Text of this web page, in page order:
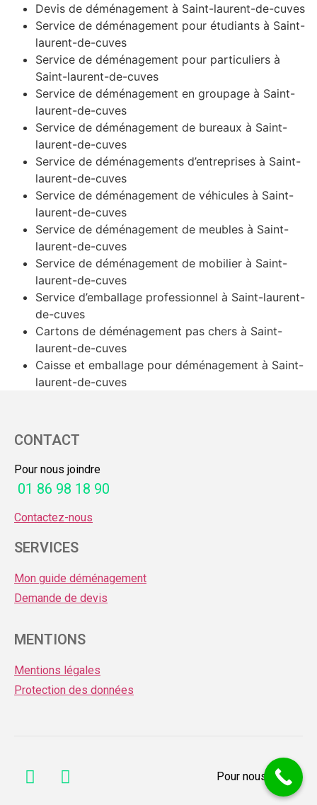
Devis de déménagement à Saint-laurent-de-cuves
Service de déménagement pour étudiants à Saint-
laurent-de-cuves
Service de déménagement pour particuliers à
Saint-laurent-de-cuves
Service de déménagement en groupage à Saint-
laurent-de-cuves
Service de déménagement de bureaux à Saint-
laurent-de-cuves
Service de déménagements d’entreprises à Saint-
laurent-de-cuves
Service de déménagement de véhicules à Saint-
laurent-de-cuves
Service de déménagement de meubles à Saint-
laurent-de-cuves
Service de déménagement de mobilier à Saint-
laurent-de-cuves
Service d’emballage professionnel à Saint-laurent-
de-cuves
Cartons de déménagement pas chers à Saint-
laurent-de-cuves
Caisse et emballage pour déménagement à Saint-
laurent-de-cuves
CONTACT
Pour nous joindre
01 86 98 18 90
Contactez-nous
SERVICES
Mon guide déménagement
Demande de devis
MENTIONS
Mentions légales
Protection des données
Pour nous joindre